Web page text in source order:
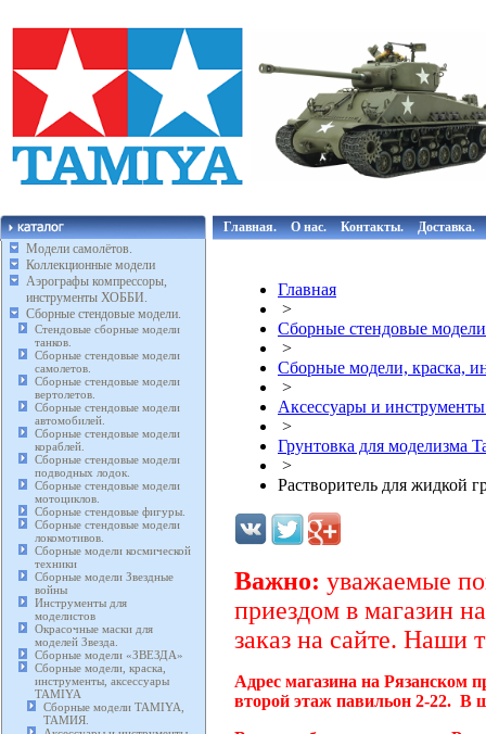
Модели самолётов.
Коллекционные модели
Аэрографы компрессоры,
инструменты ХОББИ.
Сборные стендовые модели.
Стендовые сборные модели
танков.
Сборные стендовые модели
самолетов.
Сборные стендовые модели
вертолетов.
Сборные стендовые модели
автомобилей.
Сборные стендовые модели
кораблей.
Сборные стендовые модели
подводных лодок.
Сборные стендовые модели
мотоциклов.
Сборные стендовые фигуры.
Сборные стендовые модели
локомотивов.
Сборные модели космической
техники
Сборные модели Звездные
войны
Инструменты для
моделистов
Окрасочные маски для
моделей Звезда.
Сборные модели «ЗВЕЗДА»
Сборные модели, краска,
инструменты, аксессуары
TAMIYA
Сборные модели TAMIYA,
ТАМИЯ.
Главная. О нас. Контакты. Доставка.
Главная
>
Сборные стендовые
>
Сборные модели, краска,
>
Аксессуары и
>
Грунтовка для моделизма
>
Растворитель для жидкой
Важно: уважаемые
приездом в магазин
заказ на сайте. Наши
Адрес магазина на Рязанском
второй этаж павильон 2-22. В